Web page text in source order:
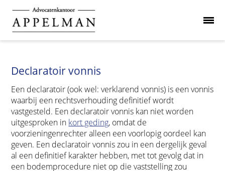
Declaratoir vonnis
Een declaratoir (ook wel: verklarend vonnis) is een vonnis
waarbij een rechtsverhouding definitief wordt
vastgesteld. Een declaratoir vonnis kan niet worden
uitgesproken in kort geding, omdat de
voorzieningenrechter alleen een voorlopig oordeel kan
geven. Een declaratoir vonnis zou in een dergelijk geval
al een definitief karakter hebben, met tot gevolg dat in
een bodemprocedure niet op die vaststelling zou